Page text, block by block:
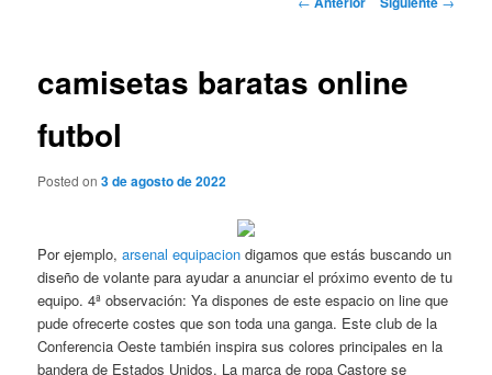
camisetas baratas online
futbol
Posted on3 de agosto de 2022
Por ejemplo,arsenal equipacion digamos que estás buscando un
diseño de volante para ayudar a anunciar el próximo evento de tu
equipo. 4ª observación: Ya dispones de este espacio on line que
pude ofrecerte costes que son toda una ganga. Este club de la
Conferencia Oeste también inspira sus colores principales en la
bandera de Estados Unidos. La marca de ropa Castore se